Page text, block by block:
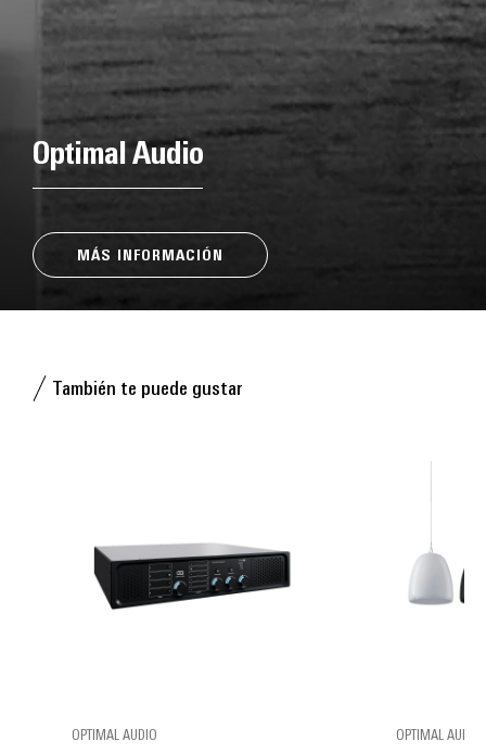
Optimal Audio
MÁS INFORMACIÓN
También te puede gustar
OPTIMAL AUDIO OPTIMAL AUDIO